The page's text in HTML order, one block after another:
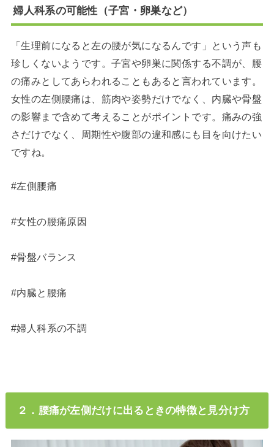
婦人科系の可能性（子宮・卵巣など）
「生理前になると左の腰が気になるんです」という声も
珍しくないようです。子宮や卵巣に関係する不調が、腰
の痛みとしてあらわれることもあると言われています。
女性の左側腰痛は、筋肉や姿勢だけでなく、内臓や骨盤
の影響まで含めて考えることがポイントです。痛みの強
さだけでなく、周期性や腹部の違和感にも目を向けたい
ですね。
#左側腰痛
#女性の腰痛原因
#骨盤バランス
#内臓と腰痛
#婦人科系の不調
２．腰痛が左側だけに出るときの特徴と見分け方